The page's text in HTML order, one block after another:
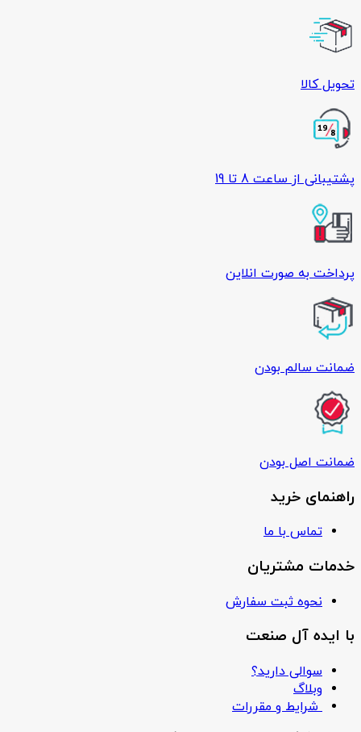
تحویل کالا
پشتیبانی از ساعت 8 تا 19
پرداخت به صورت انلاین
ضمانت سالم بودن
ضمانت اصل بودن
راهنمای خرید
تماس با ما
خدمات مشتریان
نحوه ثبت سفارش
با ایده آل صنعت
سوالی دارید؟
وبلاگ
شرایط و مقررات